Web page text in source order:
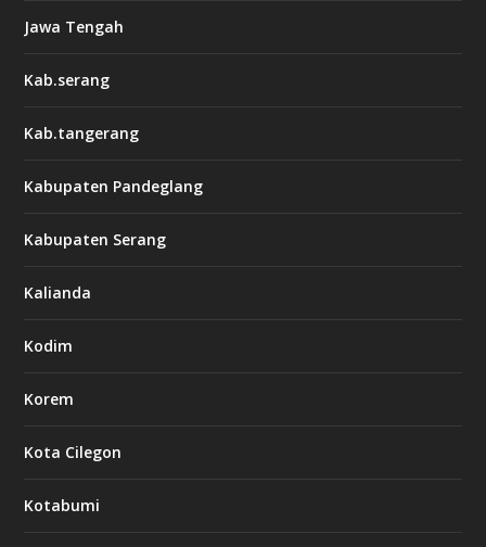
Jawa Tengah
Kab.serang
Kab.tangerang
Kabupaten Pandeglang
Kabupaten Serang
Kalianda
Kodim
Korem
Kota Cilegon
Kotabumi